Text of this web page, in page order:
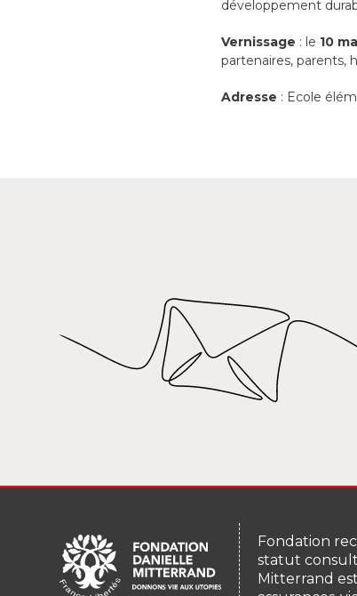
développement
Vernissage : le 10
partenaires, parents,
Adresse : Ecole
Fondation
statut
Mitterrand